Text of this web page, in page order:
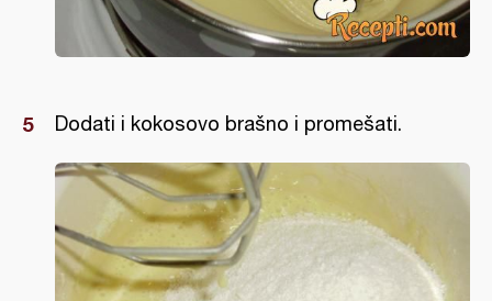
Dodati i kokosovo brašno i promešati.